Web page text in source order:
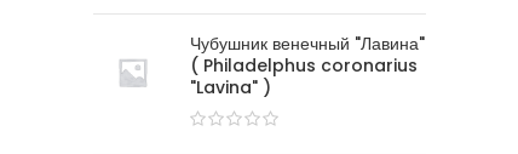
Чубушник венечный "Лавина"
( Philadelphus coronarius
"Lavina" )